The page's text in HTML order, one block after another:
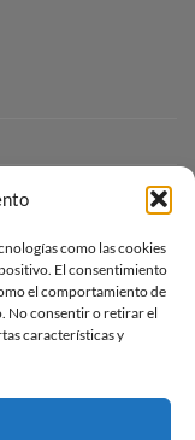
como las cookies
El consentimiento
el comportamiento de
No consentir o retirar el
características y